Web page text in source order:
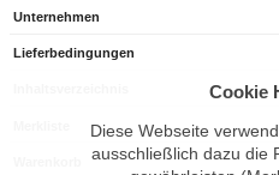
Unternehmen
Lieferbedingungen
Cookie
Diese Webseite
ausschließlich dazu die